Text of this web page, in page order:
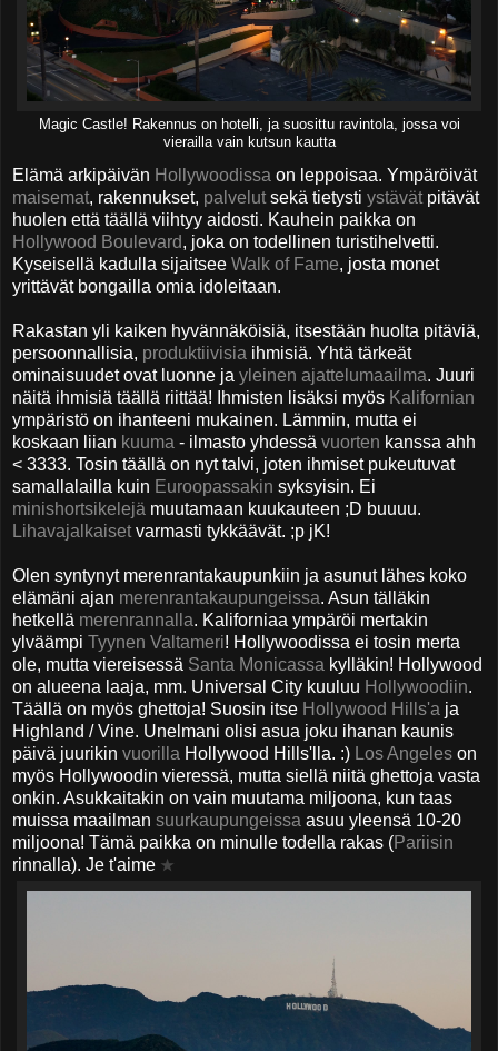
Magic Castle! Rakennus on hotelli, ja suosittu ravintola, jossa voi
vierailla vain kutsun kautta
Elämä arkipäivän Hollywoodissa on leppoisaa. Ympäröivät
maisemat, rakennukset, palvelut sekä tietysti ystävät pitävät
huolen että täällä viihtyy aidosti. Kauhein paikka on
Hollywood Boulevard, joka on todellinen turistihelvetti.
Kyseisellä kadulla sijaitsee Walk of Fame, josta monet
yrittävät bongailla omia idoleitaan.
Rakastan yli kaiken hyvännäköisiä, itsestään huolta pitäviä,
persoonnallisia, produktiivisia ihmisiä. Yhtä tärkeät
ominaisuudet ovat luonne ja yleinen ajattelumaailma. Juuri
näitä ihmisiä täällä riittää! Ihmisten lisäksi myös Kalifornian
ympäristö on ihanteeni mukainen. Lämmin, mutta ei
koskaan liian kuuma - ilmasto yhdessä vuorten kanssa ahh
< 3333. Tosin täällä on nyt talvi, joten ihmiset pukeutuvat
samallalailla kuin Euroopassakin syksyisin. Ei
minishortsikelejä muutamaan kuukauteen ;D buuuu.
Lihavajalkaiset varmasti tykkäävät. ;p jK!
Olen syntynyt merenrantakaupunkiin ja asunut lähes koko
elämäni ajan merenrantakaupungeissa. Asun tälläkin
hetkellä merenrannalla. Kaliforniaa ympäröi mertakin
ylväämpi Tyynen Valtameri! Hollywoodissa ei tosin merta
ole, mutta viereisessä Santa Monicassa kylläkin! Hollywood
on alueena laaja, mm. Universal City kuuluu Hollywoodiin.
Täällä on myös ghettoja! Suosin itse Hollywood Hills'a ja
Highland / Vine. Unelmani olisi asua joku ihanan kaunis
päivä juurikin vuorilla Hollywood Hills'lla. :) Los Angeles on
myös Hollywoodin vieressä, mutta siellä niitä ghettoja vasta
onkin. Asukkaitakin on vain muutama miljoona, kun taas
muissa maailman suurkaupungeissa asuu yleensä 10-20
miljoona! Tämä paikka on minulle todella rakas (Pariisin
rinnalla). Je t'aime ★